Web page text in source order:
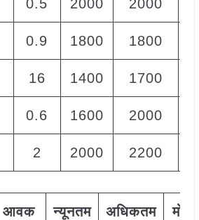
0.5 2000 2000
0.9 1800 1800
16 1400 1700
0.6 1600 2000
2 2000 2200
आवक
न्यूनतम
अधिकतम